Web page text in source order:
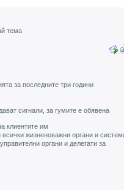
тема
за последните три години
сигнали, за гумите е обявена
клиентите им
жизненоважни органи и
органи и делегати за